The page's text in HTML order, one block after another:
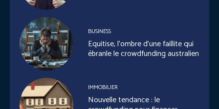
BUSINESS
Equitise, l’ombre d’une faillite qui
ébranle le crowdfunding australien
IMMOBILIER
Nouvelle tendance : le